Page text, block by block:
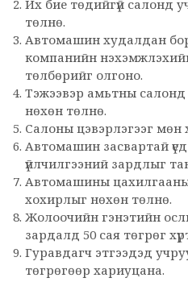
Их бие төдийгүй салонд
төлнө.
Автомашин худалдан
компанийн
төлбөрийг олгоно.
Тэжээвэр амьтны
нөхөн төлнө.
Салоны цэвэрлэгээг мөн
Автомашин засвартай
үйлчилгээний зардлыг
Автомашины цахилгааны
хохирлыг нөхөн төлнө.
Жолоочийн гэнэтийн
зардалд 50 сая төгрөг
Гуравдагч этгээдэд
төгрөгөөр хариуцана.